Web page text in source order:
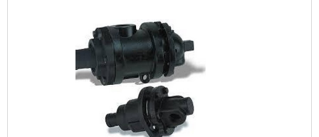
Ou seja, todo o funcionamento do
disjuntor deve ocorrer com a máxima
exatidão, evitando qualquer tipo de
erro ou acidente elétrico.SAIBA MAIS
INFORMAÇÕES SOBRE O
SERVIÇODurante a manutenção, os